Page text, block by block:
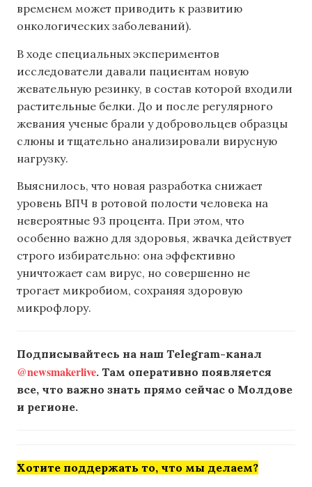
временем может приводить к развитию
онкологических заболеваний).
В ходе специальных экспериментов
исследователи давали пациентам новую
жевательную резинку, в состав которой входили
растительные белки. До и после регулярного
жевания ученые брали у добровольцев образцы
слюны и тщательно анализировали вирусную
нагрузку.
Выяснилось, что новая разработка снижает
уровень ВПЧ в ротовой полости человека на
невероятные 93 процента. При этом, что
особенно важно для здоровья, жвачка действует
строго избирательно: она эффективно
уничтожает сам вирус, но совершенно не
трогает микробиом, сохраняя здоровую
микрофлору.
Подписывайтесь на наш Telegram-канал
@newsmakerlive. Там оперативно появляется
все, что важно знать прямо сейчас о Молдове
и регионе.
Хотите поддержать то, что мы делаем?